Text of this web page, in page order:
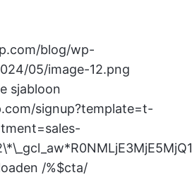
blog/wp-
05/image-12.png
sjabloon
signup?template=t-
/%$cta/